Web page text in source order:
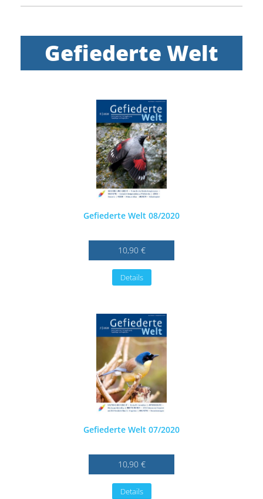
Gefiederte Welt
Gefiederte Welt 08/2020
10,90 €
Details
Gefiederte Welt 07/2020
10,90 €
Details